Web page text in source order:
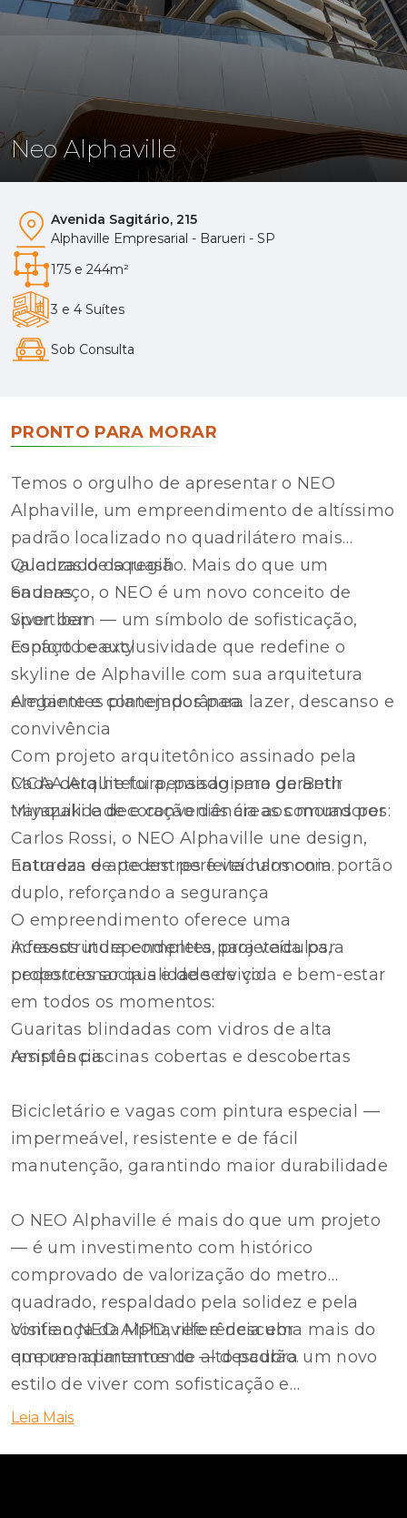
Neo Alphaville
Avenida Sagitário, 215
Alphaville Empresarial - Barueri - SP
175 e 244m²
3 e 4 Suítes
Sob Consulta
PRONTO PARA MORAR
Temos o orgulho de apresentar o NEO
Alphaville, um empreendimento de altíssimo
padrão localizado no quadrilátero mais
valorizado da região. Mais do que um
endereço, o NEO é um novo conceito de
viver bem — um símbolo de sofisticação,
conforto e exclusividade que redefine o
skyline de Alphaville com sua arquitetura
elegante e contemporânea.
Com projeto arquitetônico assinado pela
MCAA Arquitetura, paisagismo de Beth
Miyazaki e decoração das áreas comuns por
Carlos Rossi, o NEO Alphaville une design,
natureza e arte em perfeita harmonia.
O empreendimento oferece uma
infraestrutura completa, projetada para
proporcionar qualidade de vida e bem-estar
em todos os momentos:
Amplas piscinas cobertas e descobertas
Quadras de squash
Saunas
Sport bar
Espaço beauty
Ambientes planejados para lazer, descanso e
convivência
Cada detalhe foi pensado para garantir
tranquilidade e conveniência aos moradores:
Entradas de pedestres e veículos com portão
duplo, reforçando a segurança
Acessos independentes para veículos,
pedestres sociais e de serviço
Guaritas blindadas com vidros de alta
resistência
Bicicletário e vagas com pintura especial —
impermeável, resistente e de fácil
manutenção, garantindo maior durabilidade
O NEO Alphaville é mais do que um projeto
— é um investimento com histórico
comprovado de valorização do metro
quadrado, respaldado pela solidez e pela
confiança da MPD, referência em
empreendimentos de alto padrão.
Visite o NEO Alphaville e descubra mais do
que um apartamento — descubra um novo
estilo de viver com sofisticação e
exclusividade.
Leia Mais